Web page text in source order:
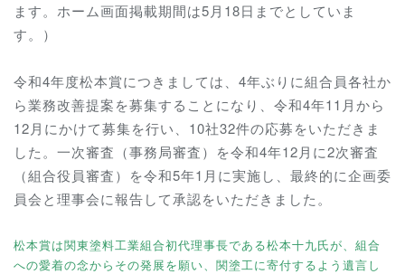
ます。ホーム画面掲載期間は5月18日までとしていま
す。）
令和4年度松本賞につきましては、 4年ぶりに組合員各社か
ら業務改善提案を募集することになり、令和4年11 月から
12月にかけて募集を行い、 10社32件の応募をいただきま
した。一次審査（事務局審査）を令和4年12月に2次審査
（組合役員審査）を令和5年1 月に実施し、最終的に企画委
員会と理事会に報告して承認をいただきました。
松本賞は関東塗料工業組合初代理事長である松本十九氏が、組合
への愛着の念からその発展を願い、関塗工に寄付するよう遺言し